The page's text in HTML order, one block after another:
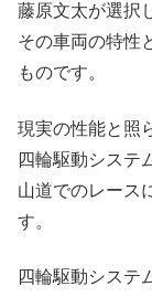
藤原文太が選択
その車両の特性
ものです。
現実の性能と照
四輪駆動システ
山道でのレース
す。
四輪駆動システ